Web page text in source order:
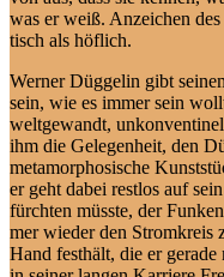
was er weiß. An­zei­chen
tisch als höflich.
Wer­ner Düg­ge­lin gibt
sein, wie es im­mer sein
welt­ge­wandt,
ihm die Ge­le­gen­heit, den
me­ta­mor­pho­si­sche
er geht da­bei rest­los auf
fürch­ten müss­te, der
mer wie­der den Strom­kreis
Hand fest­hält, die er